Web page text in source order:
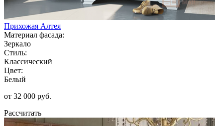
Прихожая Алтея
Материал фасада:
Зеркало
Стиль:
Классический
Цвет:
Белый
от 32 000 руб.
Рассчитать